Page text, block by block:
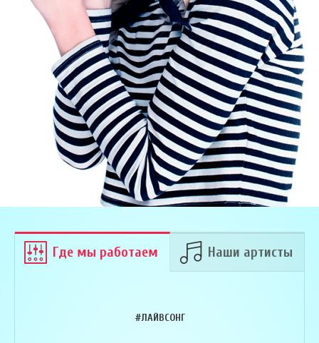
Где мы работаем Наши артисты
#ЛАЙВСОНГ
Армен Алавердян